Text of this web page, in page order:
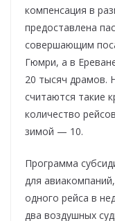
компенсация в
предоставлена
совершающим
Гюмри, а в
20 тысяч драмов.
считаются такие
количество
зимой — 10.
Программа
для
одного рейса в
два воздушных